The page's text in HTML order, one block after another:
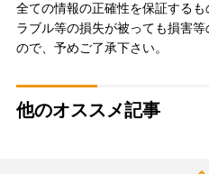
全ての情報の正確性を保証する
ラブル等の損失が被っても損害
ので、予めご了承下さい。
他のオススメ記事